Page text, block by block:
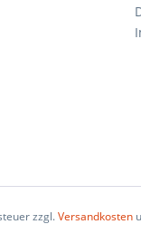
zzgl.Versandkosten